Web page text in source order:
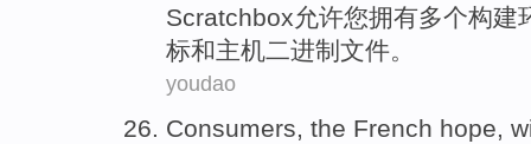
Scratchbox允许您拥有多个构建
标和主机二进制文件。
youdao
Consumers, the French hope,